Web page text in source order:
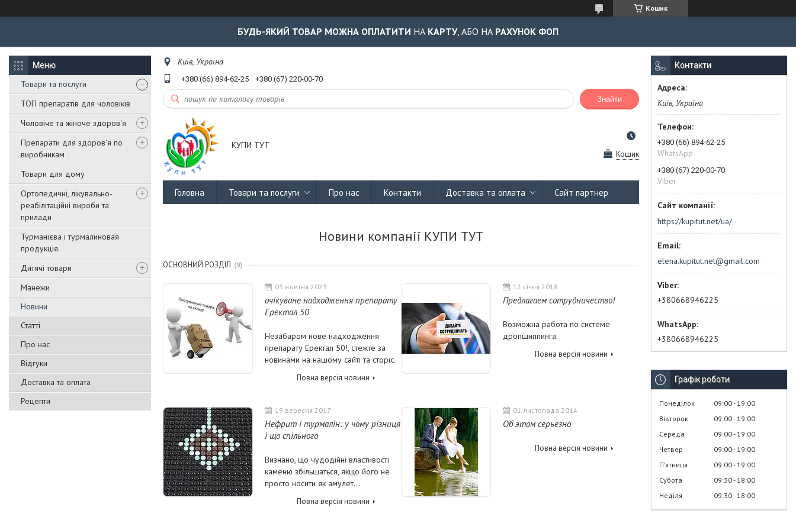
Кошик
БУДЬ-ЯКИЙ ТОВАР МОЖНА ОПЛАТИТИ НА КАРТУ, АБО НА РАХУНОК ФОП
Товари та послуги
ТОП препаратів для чоловіків
Чоловіче та жіноче здоров'я
Препарати для здоров'я по
виробникам
Товари для дому
Ортопедичні, лікувально-
реабілітаційні вироби та
прилади
Турманієва і турмалиновая
продукція.
Дитячі товари
Манежи
Новини
Статті
Про нас
Відгуки
Доставка та оплата
Рецепти
Київ, Україна
+380 (66) 894-62-25 +380 (67) 220-00-70
Знайти
КУПИ ТУТ
Кошик
Головна Товари та послуги Про нас Контакти Доставка та оплата Сайт партнер
Новини компанії КУПИ ТУТ
ОСНОВНИЙ РОЗДІЛ 9
03 жовтня 2023
очікуване надходження препарату
Еректал 50
Незабаром нове надходження
препарату Еректал 50!, стежте за
новинами на нашому сайті та сторіс.
Повна версія новини
12 січня 2018
Предлагаем сотрудничество!
Возможна работа по системе
дропшиппинга.
Повна версія новини
19 вересня 2017
Нефрит і турмалін: у чому різниця
і що спільного
Визнано, що чудодійні властивості
каменю збільшаться, якщо його не
просто носити як амулет...
Повна версія новини
01 листопада 2014
Об этом серьезно
Повна версія новини
Контакти
Київ, Україна
+380 (66) 894-62-25
WhatsApp
+380 (67) 220-00-70
Viber
https://kupitut.net/ua/
elena.kupitut.net@gmail.com
+380668946225
+380668946225
Графік роботи
Понеділок 09:00 19:00
Вівторок
09:00 19:00
Середа
09:00 19:00
Четвер
09:00 19:00
Пʼятниця
09:00 19:00
Субота
09:30 18:00
Неділя
09:30 18:00